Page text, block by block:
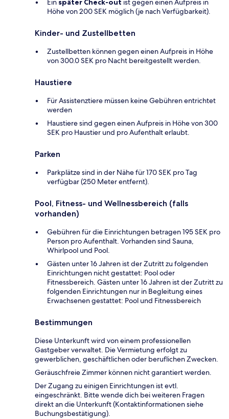
Ein später Check-out ist gegen einen Aufpreis in
Höhe von 200 SEK möglich (je nach Verfügbarkeit).
Kinder- und Zustellbetten
Zustellbetten können gegen einen Aufpreis in Höhe
von 300.0 SEK pro Nacht bereitgestellt werden.
Haustiere
Für Assistenztiere müssen keine Gebühren entrichtet
werden
Haustiere sind gegen einen Aufpreis in Höhe von 300
SEK pro Haustier und pro Aufenthalt erlaubt.
Parken
Parkplätze sind in der Nähe für 170 SEK pro Tag
verfügbar (250 Meter entfernt).
Pool, Fitness- und Wellnessbereich (falls
vorhanden)
Gebühren für die Einrichtungen betragen 195 SEK pro
Person pro Aufenthalt. Vorhanden sind Sauna,
Whirlpool und Pool.
Gästen unter 16 Jahren ist der Zutritt zu folgenden
Einrichtungen nicht gestattet: Pool oder
Fitnessbereich. Gästen unter 16 Jahren ist der Zutritt zu
folgenden Einrichtungen nur in Begleitung eines
Erwachsenen gestattet: Pool und Fitnessbereich
Bestimmungen
Diese Unterkunft wird von einem professionellen
Gastgeber verwaltet. Die Vermietung erfolgt zu
gewerblichen, geschäftlichen oder beruflichen Zwecken.
Geräuschfreie Zimmer können nicht garantiert werden.
Der Zugang zu einigen Einrichtungen ist evtl.
eingeschränkt. Bitte wende dich bei weiteren Fragen
direkt an die Unterkunft (Kontaktinformationen siehe
Buchungsbestätigung).